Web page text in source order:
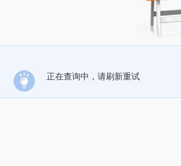
正在查询中，请刷新重试